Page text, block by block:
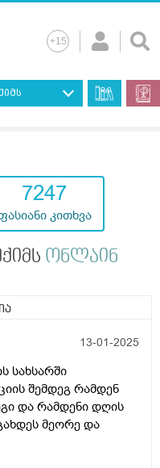
7247
კითხვა
ონლაინ
13-01-2025
სახსარში
შემდეგ რამდენ
და რამდენი დღის
მეორე და